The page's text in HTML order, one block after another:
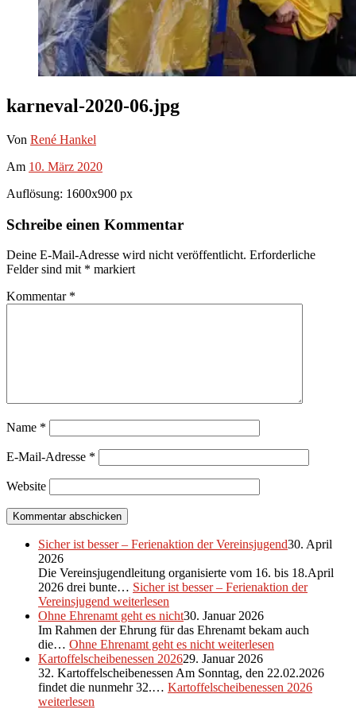
karneval-2020-06.jpg
Von René Hankel
Am 10. März 2020
Auflösung: 1600x900 px
Schreibe einen Kommentar
Deine E-Mail-Adresse wird nicht veröffentlicht. Erforderliche
Felder sind mit * markiert
Kommentar *
Name *
E-Mail-Adresse *
Website
Sicher ist besser – Ferienaktion der Vereinsjugend30. April
2026
Die Vereinsjugendleitung organisierte vom 16. bis 18.April
2026 drei bunte… Sicher ist besser – Ferienaktion der
Vereinsjugend weiterlesen
Ohne Ehrenamt geht es nicht30. Januar 2026
Im Rahmen der Ehrung für das Ehrenamt bekam auch
die… Ohne Ehrenamt geht es nicht weiterlesen
Kartoffelscheibenessen 202629. Januar 2026
32. Kartoffelscheibenessen Am Sonntag, den 22.02.2026
findet die nunmehr 32.… Kartoffelscheibenessen 2026
weiterlesen